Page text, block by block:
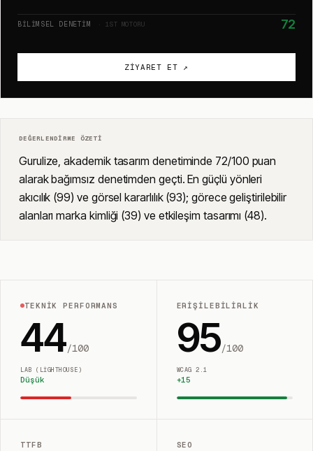
BILIMSEL DENETIM · 1ST MOTORU 72
ZIYARET ET ↗
DEĞERLENDIRME ÖZETI
Gurulize, akademik tasarım denetiminde 72/100 puan
alarak bağımsız denetimden geçti. En güçlü yönleri
akıcılık (99) ve görsel kararlılık (93); görece geliştirilebilir
alanları marka kimliği (39) ve etkileşim tasarımı (48).
TEKNIK PERFORMANS
44/100
LAB (LIGHTHOUSE)
Düşük
ERIŞILEBILIRLIK
95/100
WCAG 2.1
+15
TTFB SEO